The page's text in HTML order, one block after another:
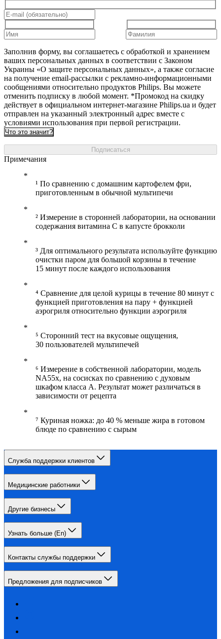
Заполнив форму, вы соглашаетесь с обработкой и хранением
ваших персональных данных в соответствии с Законом
Украины «О защите персональных данных», а также согласие
на получение email-рассылки с рекламно-информационными
сообщениями относительно продуктов Philips. Вы можете
отменить подписку в любой момент. *Промокод на скидку
действует в официальном интернет-магазине Philips.ua и будет
отправлен на указанный электронный адрес вместе с
условиями использования при первой регистрации.
Что это значит?
Подписаться
Примечания
¹ По сравнению с домашним картофелем фри,
приготовленным в обычной мультипечи
² Измерение в сторонней лаборатории, на основании
содержания витамина C в капусте брокколи
³ Для оптимального результата используйте функцию
очистки паром для большой корзины в течение
15 минут после каждого использования
⁴ Сравнение для целой курицы в течение 80 минут с
функцией приготовления на пару + функцией
аэрогриля относительно функции аэрогриля
⁵ Сторонний тест на вкусовые ощущения,
30 пользователей мультипечей
⁶ Измерение в собственной лаборатории, модель
NA55x, на сосисках по сравнению с духовым
шкафом класса A. Результат может различаться в
зависимости от рецепта
⁷ Куриная ножка: до 40 % меньше жира в готовом
блюде по сравнению с сырым
Служба поддержки клиентов
Медицинские работники
Другие бизнесы
Узнать больше (En)
Контакты службы поддержки
Предложения для подписчиков